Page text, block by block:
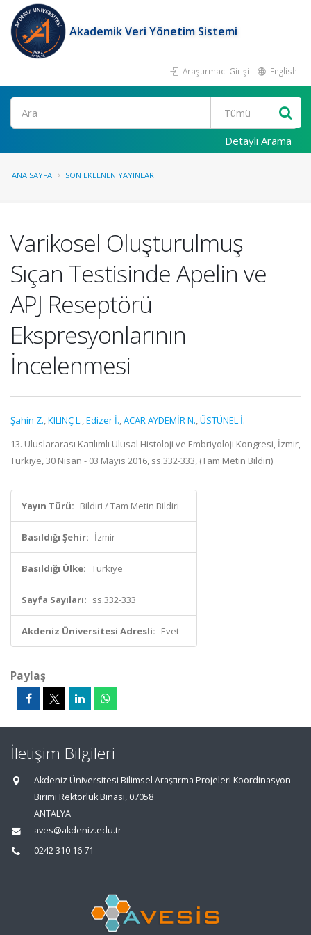
Akademik Veri Yönetim Sistemi
Araştırmacı Girişi English
Ara
Detaylı Arama
ANA SAYFA SON EKLENEN YAYINLAR
Varikosel Oluşturulmuş
Sıçan Testisinde Apelin ve
APJ Reseptörü
Ekspresyonlarının
İncelenmesi
Şahin Z.,KILINÇ L.,Edizer İ.,ACAR AYDEMİR N.,ÜSTÜNEL İ.
13. Uluslararası Katılımlı Ulusal Histoloji ve Embriyoloji Kongresi, İzmir,
Türkiye, 30 Nisan - 03 Mayıs 2016, ss.332-333, (Tam Metin Bildiri)
Yayın Türü: Bildiri / Tam Metin Bildiri
Basıldığı Şehir: İzmir
Basıldığı Ülke: Türkiye
Sayfa Sayıları: ss.332-333
Akdeniz Üniversitesi Adresli: Evet
Paylaş
İletişim Bilgileri
Akdeniz Üniversitesi Bilimsel Araştırma Projeleri Koordinasyon
Birimi Rektörlük Binası, 07058
ANTALYA
aves@akdeniz.edu.tr
0242 310 16 71